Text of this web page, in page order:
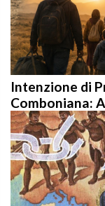
Intenzione di
Comboniana: